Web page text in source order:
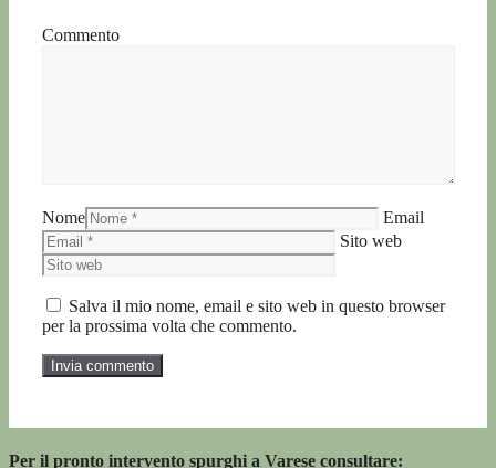
Commento
Nome
Email
Sito web
Salva il mio nome, email e sito web in questo browser
per la prossima volta che commento.
Per il pronto intervento spurghi a Varese consultare: